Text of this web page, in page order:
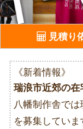
見積り
《新着情報》
瑞浪市近郊の
八幡制作舎で
を募集してい